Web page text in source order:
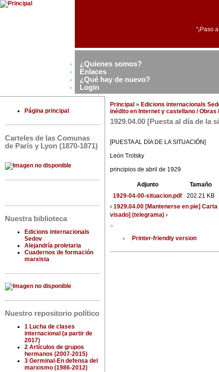
"¡Paso
¿Quienes somos?
Enlaces
¿Qué hay de nuevo?
Login
Página principal
Carteles de las Comunas
de París y Lyon (1870-1871)
Nuestra biblioteca
Edicions internacionals
Sedov
Alejandría proletaria
Cuadernos de formación
marxista
Nuestro repositorio político
1 Lucha de clases
internacional (a partir de
2017)
2 Artículos de grupos
hermanos (2007-2015)
3 Germinal-En defensa del
marxismo (1986-2012)
Principal » Edicions internacionals
inédito en Internet y castellano / Obras
1929.04.00 [Puesta al día de la
[PUESTA AL DÍA DE LA SITUACIÓN]
León Trotsky
principios de abril de 1929
Adjunto
Tamaño
1929-04-00-situacion.pdf
202.21 KB
‹ 1929.04.00 [Mantenerse en pie]
visado] (telegrama) ›
»
Printer-friendly version